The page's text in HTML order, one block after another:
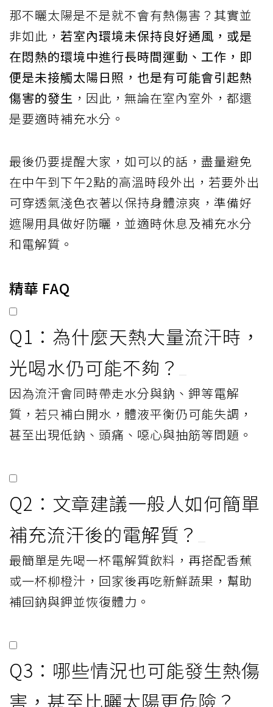
那不曬太陽是不是就不會有熱傷害？其實並
非如此， 若室內環境未保持良好通風，或是
在悶熱的環境中進行長時間運動、工作，即
便是未接觸太陽日照，也是有可能會引起熱
傷害的發生 ，因此，無論在室內室外，都還
是要適時補充水分。
最後仍要提醒大家，如可以的話，盡量避免
在中午到下午2點的高溫時段外出，若要外出
可穿透氣淺色衣著以保持身體涼爽，準備好
遮陽用具做好防曬，並適時休息及補充水分
和電解質。
精華 FAQ
Q1：為什麼天熱大量流汗時，
光喝水仍可能不夠？
因為流汗會同時帶走水分與鈉、鉀等電解
質，若只補白開水，體液平衡仍可能失調，
甚至出現低鈉、頭痛、噁心與抽筋等問題。
Q2：文章建議一般人如何簡單
補充流汗後的電解質？
最簡單是先喝一杯電解質飲料，再搭配香蕉
或一杯柳橙汁，回家後再吃新鮮蔬果，幫助
補回鈉與鉀並恢復體力。
Q3：哪些情況也可能發生熱傷
害，甚至比曬太陽更危險？